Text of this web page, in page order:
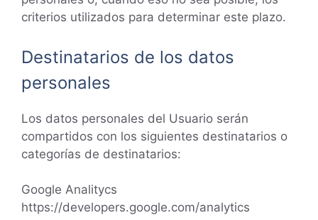
criterios utilizados para determinar este plazo.
Destinatarios de los datos
personales
Los datos personales del Usuario serán
compartidos con los siguientes destinatarios o
categorías de destinatarios:
Google Analitycs
https://developers.google.com/analytics